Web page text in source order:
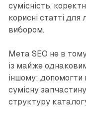
сумісність,
корисні статті
вибором.
Мета SEO не в
із майже
іншому: допомогти
сумісну
структуру